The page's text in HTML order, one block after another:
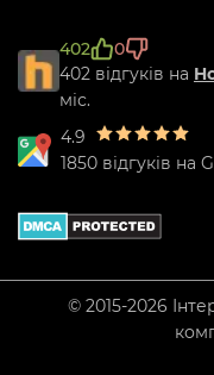
402
0
402 відгуків на
міс.
4.9
1850 відгуків на
© 2015-2026